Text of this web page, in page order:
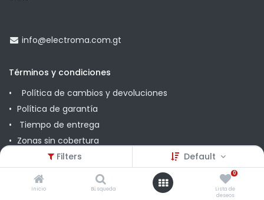
Filters Default
Inicio Búsqueda
0
Lista de
deseos
info@electroma.com.gt
Términos y condiciones
Política de cambios y devoluciones
Política de garantía
Tiempo de entrega
Zonas sin cobertura
Promociones
Comunícate con nosotros